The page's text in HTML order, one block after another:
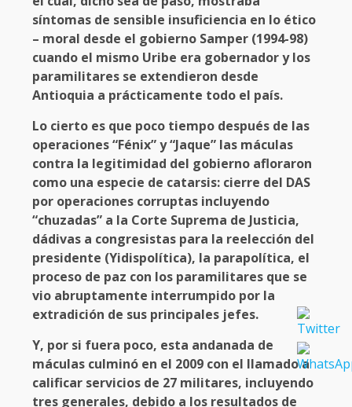
síntomas de sensible insuficiencia en lo ético
– moral desde el gobierno Samper (1994-98)
cuando el mismo Uribe era gobernador y los
paramilitares se extendieron desde
Antioquia a prácticamente todo el país.
Lo cierto es que poco tiempo después de las
operaciones “Fénix” y “Jaque” las máculas
contra la legitimidad del gobierno afloraron
como una especie de catarsis: cierre del DAS
por operaciones corruptas incluyendo
“chuzadas” a la Corte Suprema de Justicia,
dádivas a congresistas para la reelección del
presidente (Yidispolítica), la parapolítica, el
proceso de paz con los paramilitares que se
vio abruptamente interrumpido por la
extradición de sus principales jefes.
Y, por si fuera poco, esta andanada de
máculas culminó en el 2009 con el llamado a
calificar servicios de 27 militares, incluyendo
tres generales, debido a los resultados de